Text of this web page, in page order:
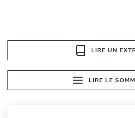
LIRE UN
LIRE LE